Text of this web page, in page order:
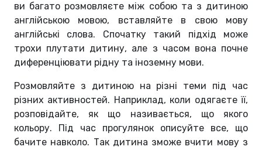
ви багато розмовляєте між собою та з дитиною
англійською мовою, вставляйте в свою мову
англійські слова. Спочатку такий підхід може
трохи плутати дитину, але з часом вона почне
диференціювати рідну та іноземну мови.
Розмовляйте з дитиною на різні теми під час
різних активностей. Наприклад, коли одягаєте її,
розповідайте, як що називається, що якого
кольору. Під час прогулянок описуйте все, що
бачите навколо. Так дитина зможе вчити мову з